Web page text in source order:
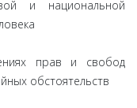
и национальной
прав и свобод
обстоятельств